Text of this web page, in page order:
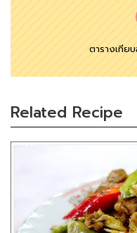
ตารางเทีย
Related Recipe